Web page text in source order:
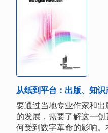
从纸到平台：出版、知
要通过当地专业作家和
的发展，需要了解这一
何受到数字革命的影响